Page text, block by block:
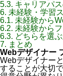
5.3. キャリアパ
6. 未経験・学習
6.1. 未経験から
6.2. 未経験から
6.3. どちらを選
7. まとめ
Webデザイナー
Webデザイナー
することが大切